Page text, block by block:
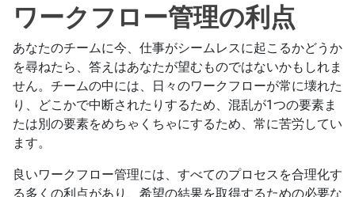
ワークフロー管理の利点
あなたのチームに今、仕事がシームレスに起こるかどうか
を尋ねたら、答えはあなたが望むものではないかもしれま
せん。チームの中には、日々のワークフローが常に壊れた
り、どこかで中断されたりするため、混乱が1つの要素ま
たは別の要素をめちゃくちゃにするため、常に苦労してい
ます。
良いワークフロー管理には、すべてのプロセスを合理化す
る多くの利点があり、希望の結果を取得するための必要な